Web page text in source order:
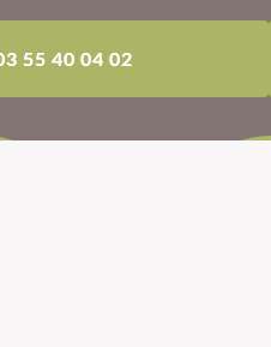
55 40 04 02